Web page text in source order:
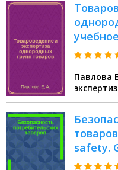
Павлова
safety.
and